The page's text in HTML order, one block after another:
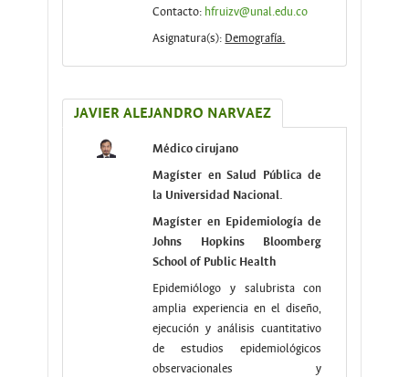
Contacto: hfruizv@unal.edu.co
Asignatura(s): Demografía.
JAVIER ALEJANDRO NARVAEZ
Médico cirujano
Magíster en Salud Pública de
la Universidad Nacional.
Magíster en Epidemiología de
Johns Hopkins Bloomberg
School of Public Health
Epidemiólogo y salubrista con
amplia experiencia en el diseño,
ejecución y análisis cuantitativo
de estudios epidemiológicos
observacionales y